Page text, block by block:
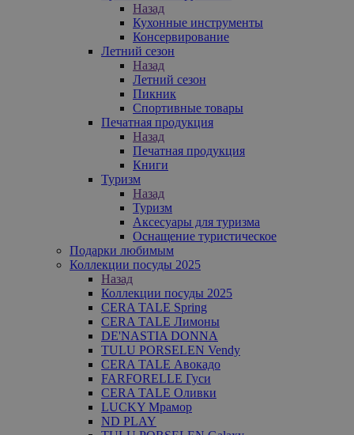
Назад
Кухонные инструменты
Консервирование
Летний сезон
Назад
Летний сезон
Пикник
Спортивные товары
Печатная продукция
Назад
Печатная продукция
Книги
Туризм
Назад
Туризм
Аксесуары для туризма
Оснащение туристическое
Подарки любимым
Коллекции посуды 2025
Назад
Коллекции посуды 2025
CERA TALE Spring
CERA TALE Лимоны
DE'NASTIA DONNA
TULU PORSELEN Vendy
CERA TALE Авокадо
FARFORELLE Гуси
CERA TALE Оливки
LUCKY Мрамор
ND PLAY